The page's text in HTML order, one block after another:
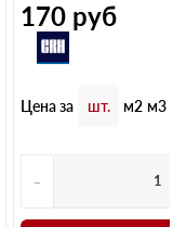
170 руб
Цена за шт. м2 м3
-